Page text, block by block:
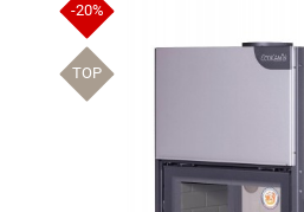
-20%
TOP